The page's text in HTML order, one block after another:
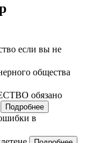
если вы не
общества
обязано
Подробнее
в